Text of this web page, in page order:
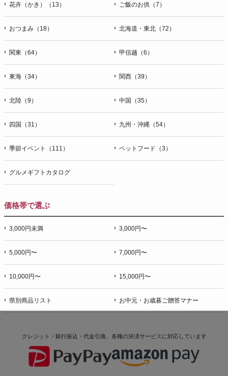
花卉（かき）（13） ご飯のお供（7）
おつまみ（18） 北海道・東北（72）
関東（64） 甲信越（6）
東海（34） 関西（39）
北陸（9） 中国（35）
四国（31） 九州・沖縄（54）
季節イベント（111） ペットフード（3）
グルメギフトカタログ
価格帯で選ぶ
3,000円未満 3,000円〜
5,000円〜 7,000円〜
10,000円〜 15,000円〜
県別商品リスト お中元・お歳暮ご贈答マナー
クレジット・銀行振込・代金引換、各種の決済サービスに対応しています